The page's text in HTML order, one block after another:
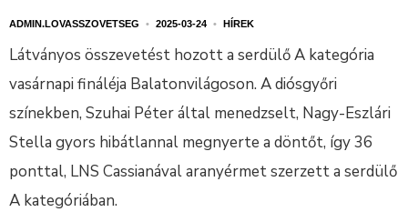
ADMIN.LOVASSZOVETSEG • 2025-03-24 • HÍREK
Látványos összevetést hozott a serdülő A kategória
vasárnapi fináléja Balatonvilágoson. A diósgyőri
színekben, Szuhai Péter által menedzselt, Nagy-Eszlári
Stella gyors hibátlannal megnyerte a döntőt, így 36
ponttal, LNS Cassianával aranyérmet szerzett a serdülő
A kategóriában.